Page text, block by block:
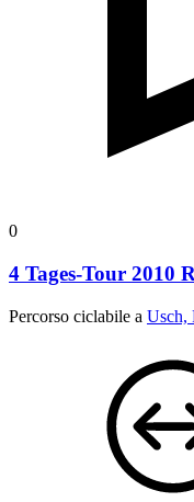
0
4 Tages-Tour 2010
Percorso ciclabile a Usch,